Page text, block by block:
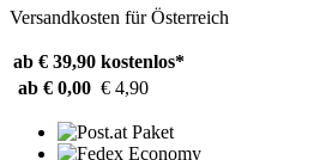
Versandkosten für Österreich
ab € 39,90 kostenlos*
ab € 0,00 € 4,90